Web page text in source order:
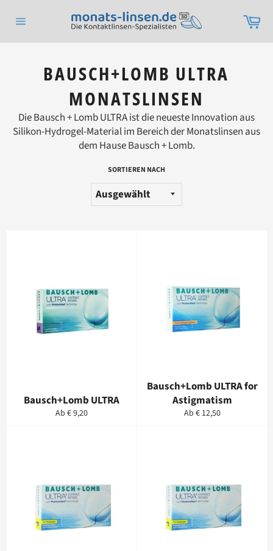
zum
Seitennavigation
BAUSCH+LOMB ULTRA
MONATSLINSEN
Die Bausch + Lomb ULTRA ist die neueste Innovation aus
Silikon-Hydrogel-Material im Bereich der Monatslinsen aus
dem Hause Bausch + Lomb.
SORTIEREN NACH
Bausch+Lomb ULTRA
Ab € 9,20
Bausch+Lomb ULTRA for
Astigmatism
Ab € 12,50